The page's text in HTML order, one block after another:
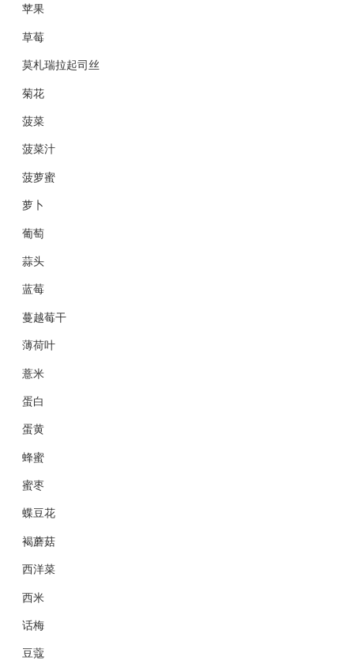
苹果
草莓
莫札瑞拉起司丝
菊花
菠菜
菠菜汁
菠萝蜜
萝卜
葡萄
蒜头
蓝莓
蔓越莓干
薄荷叶
薏米
蛋白
蛋黄
蜂蜜
蜜枣
蝶豆花
褐蘑菇
西洋菜
西米
话梅
豆蔻